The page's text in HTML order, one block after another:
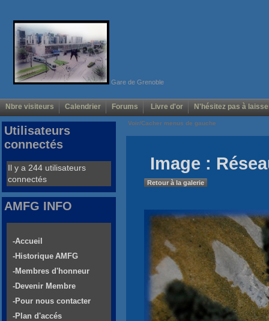
Gare de Grenoble
Nbre visiteurs Calendrier Forums Livre d'or N'hésitez pas à
Voir/Cacher menus de gauche
Image :
Retour à la galerie
Utilisateurs
connectés
Il y a 244 utilisateurs
connectés
AMFG INFO
-Accueil
-Historique AMFG
-Membres d'honneur
-Devenir Membre
-Pour nous contacter
-Plan d'accés